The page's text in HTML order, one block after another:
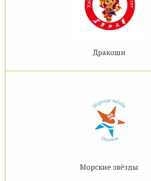
Дракоши
Морские звёзды